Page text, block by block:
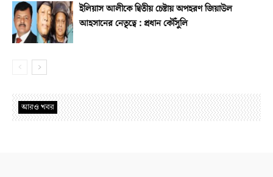
ইলিয়াস আলীকে দ্বিতীয় চেষ্টায় অপহরণ জিয়াউল
আহসানের নেতৃত্বে : প্রধান কৌঁসুলি
আরও খবর